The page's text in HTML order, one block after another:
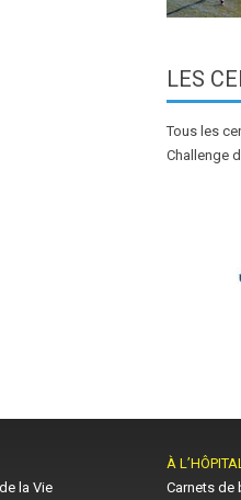
LES
Tous les
Challenge
la Vie
À
Carnets de